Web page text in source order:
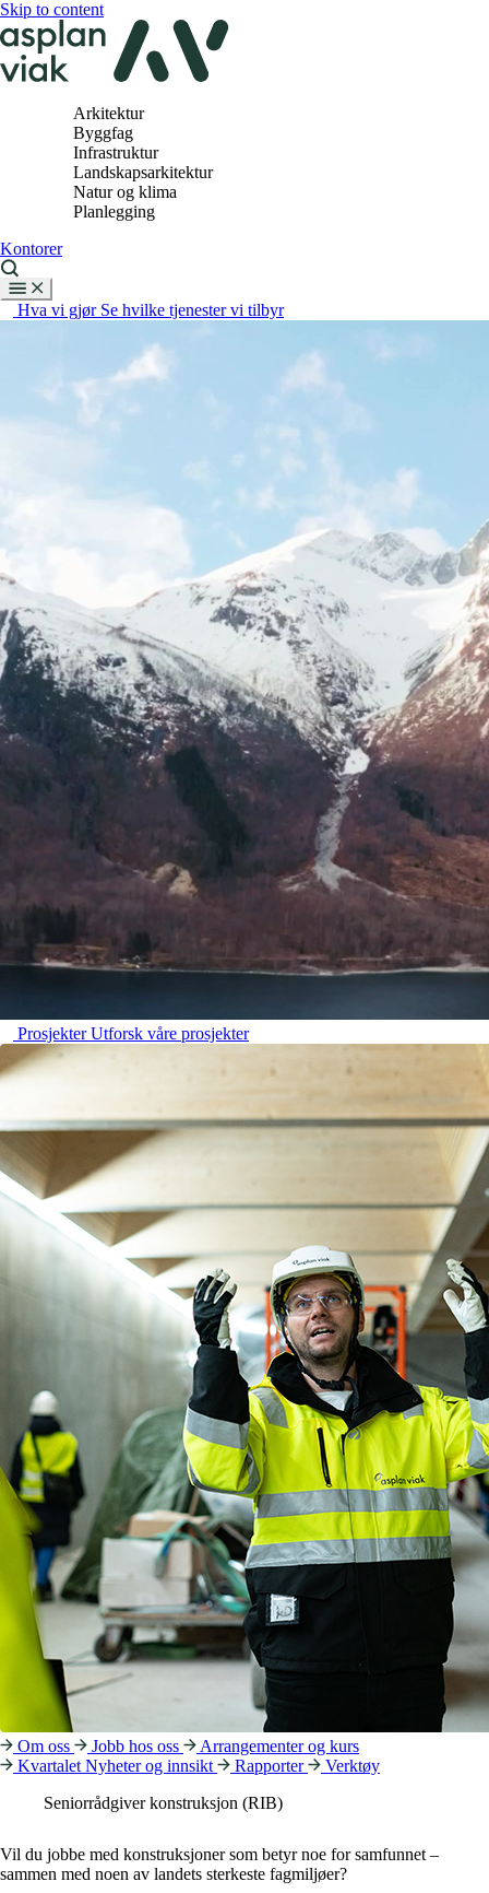
Skip to content
Arkitektur
Byggfag
Infrastruktur
Landskapsarkitektur
Natur og klima
Planlegging
Kontorer
Hva vi gjør Se hvilke tjenester vi tilbyr
ProsjekterUtforsk våre prosjekter
Om oss Jobb hos oss
Arrangementer og kurs
Kvartalet Nyheter og innsikt Rapporter
Verktøy
Seniorrådgiver konstruksjon (RIB)
Vil du jobbe med konstruksjoner som betyr noe for samfunnet –
sammen med noen av landets sterkeste fagmiljøer?